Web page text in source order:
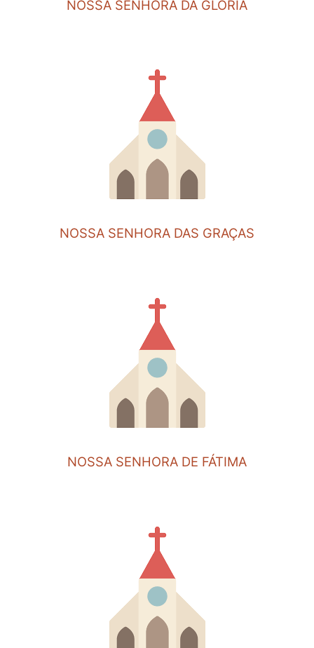
NOSSA SENHORA DA GLÓRIA
NOSSA SENHORA DAS GRAÇAS
NOSSA SENHORA DE FÁTIMA